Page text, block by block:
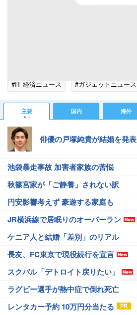
#IT 経済ニュース #ガジェットニュース
主要 国内 海外
俳優の戸塚純貴が結婚を発表
池袋暴走事故 加害者家族の苦悩
秋篠宮家が「ご静養」されない訳
円安影響考えず 豪遊する家庭も
JR横浜線で居眠りのオーバーラン
ケニア人と結婚「差別」のリアル
長友、FC東京で現役続行を宣言
スクバル「デトロイト戻りたい」
ラグビー選手が熱中症で倒れ死亡
レンタカー予約 10万円分当たる